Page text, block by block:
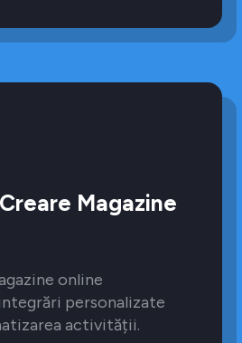
Magazine
online
personalizate
activității.